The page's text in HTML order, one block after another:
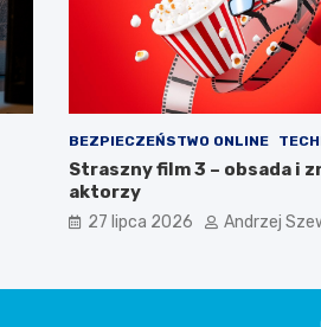
BEZPIECZEŃSTWO ONLINE
Straszny film 3 – obsada i
aktorzy
27 lipca 2026 Andrzej